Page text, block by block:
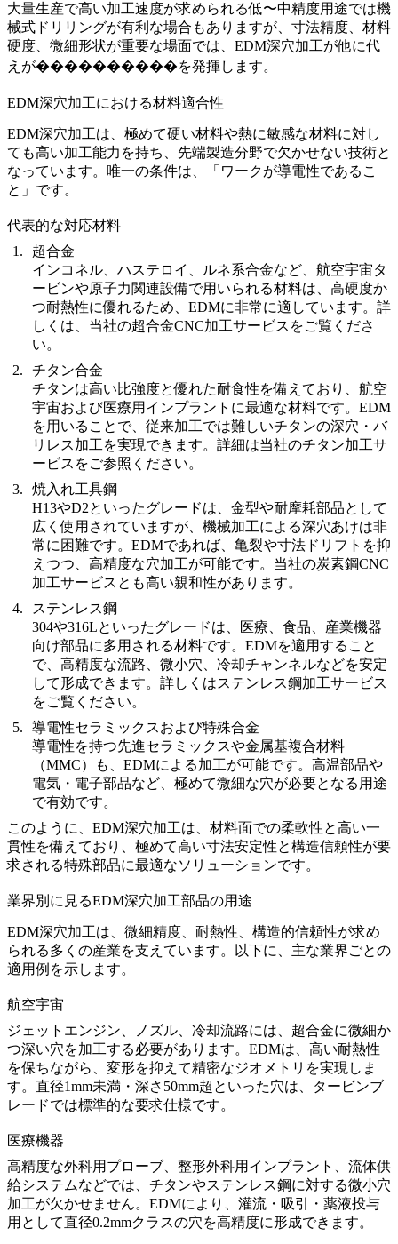
大量生産で高い加工速度が求められる低〜中精度用途では機
械式ドリリングが有利な場合もありますが、寸法精度、材料
硬度、微細形状が重要な場面では、EDM深穴加工が他に代
えが����������を発揮します。
EDM深穴加工における材料適合性
EDM深穴加工は、極めて硬い材料や熱に敏感な材料に対し
ても高い加工能力を持ち、先端製造分野で欠かせない技術と
なっています。唯一の条件は、「ワークが導電性であるこ
と」です。
代表的な対応材料
超合金
インコネル、ハステロイ、ルネ系合金など、航空宇宙タ
ービンや原子力関連設備で用いられる材料は、高硬度か
つ耐熱性に優れるため、EDMに非常に適しています。詳
しくは、当社の超合金CNC加工サービス をご覧くださ
い。
チタン合金
チタンは高い比強度と優れた耐食性を備えており、航空
宇宙および医療用インプラントに最適な材料です。EDM
を用いることで、従来加工では難しいチタンの深穴・バ
リレス加工を実現できます。詳細は当社のチタン加工サ
ービス をご参照ください。
焼入れ工具鋼
H13やD2といったグレードは、金型や耐摩耗部品として
広く使用されていますが、機械加工による深穴あけは非
常に困難です。EDMであれば、亀裂や寸法ドリフトを抑
えつつ、高精度な穴加工が可能です。当社の炭素鋼CNC
加工サービス とも高い親和性があります。
ステンレス鋼
304や316Lといったグレードは、医療、食品、産業機器
向け部品に多用される材料です。EDMを適用すること
で、高精度な流路、微小穴、冷却チャンネルなどを安定
して形成できます。詳しくはステンレス鋼加工サービス
をご覧ください。
導電性セラミックスおよび特殊合金
導電性を持つ先進セラミックスや金属基複合材料
（MMC）も、EDMによる加工が可能です。高温部品や
電気・電子部品など、極めて微細な穴が必要となる用途
で有効です。
このように、EDM深穴加工は、材料面での柔軟性と高い一
貫性を備えており、極めて高い寸法安定性と構造信頼性が要
求される特殊部品に最適なソリューションです。
業界別に見るEDM深穴加工部品の用途
EDM深穴加工は、微細精度、耐熱性、構造的信頼性が求め
られる多くの産業を支えています。以下に、主な業界ごとの
適用例を示します。
航空宇宙
ジェットエンジン、ノズル、冷却流路には、 超合金に微細か
つ深い穴を加工する必要があります。EDMは、高い耐熱性
を保ちながら、変形を抑えて精密なジオメトリを実現しま
す。直径1mm未満・深さ50mm超といった穴は、タービンブ
レードでは標準的な要求仕様です。
医療機器
高精度な外科用プローブ、整形外科用インプラント、流体供
給システムなどでは、チタンやステンレス鋼に対する微小穴
加工が欠かせません。EDMにより、灌流・吸引・薬液投与
用として直径0.2mmクラスの穴を高精度に形成できます。